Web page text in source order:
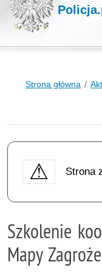
Strona główna
Strona
Szkolenie
Mapy